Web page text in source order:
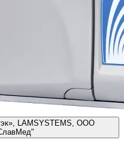
LAMSYSTEMS, ООО